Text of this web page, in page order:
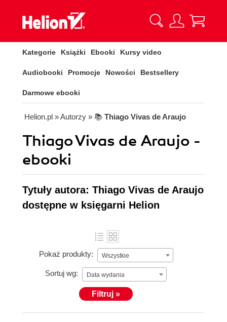
Kategorie Książki Ebooki Kursy video
Audiobooki Promocje Nowości Bestsellery
Darmowe ebooki
Helion.pl » Autorzy » 📚 Thiago Vivas de Araujo
Thiago Vivas de Araujo -
ebooki
Tytuły autora: Thiago Vivas de Araujo
dostępne w księgarni Helion
Pokaż produkty: Wszystkie
Sortuj wg: Data wydania
Filtruj »